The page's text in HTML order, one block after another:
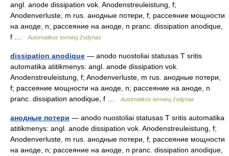
angl. anode dissipation vok. Anodenstreuleistung, f;
Anodenverluste, m rus. анодные потери, f; рассеяние мощности
на аноде, n; рассеяние на аноде, n pranc. dissipation anodique,
f …
Automatikos terminų žodynas
dissipation anodique — anodo nuostoliai statusas T sritis
automatika atitikmenys: angl. anode dissipation vok.
Anodenstreuleistung, f; Anodenverluste, m rus. анодные потери,
f; рассеяние мощности на аноде, n; рассеяние на аноде, n
pranc. dissipation anodique, f …
Automatikos terminų žodynas
анодные потери — anodo nuostoliai statusas T sritis automatika
atitikmenys: angl. anode dissipation vok. Anodenstreuleistung, f;
Anodenverluste, m rus. анодные потери, f; рассеяние мощности
на аноде, n; рассеяние на аноде, n pranc. dissipation anodique,